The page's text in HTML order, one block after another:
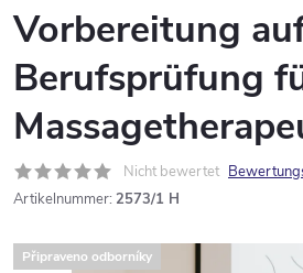
Vorbereitung
Berufsprüfung
Nicht bewertet
Artikelnummer: 2573/1 H
Připraveno odborníky